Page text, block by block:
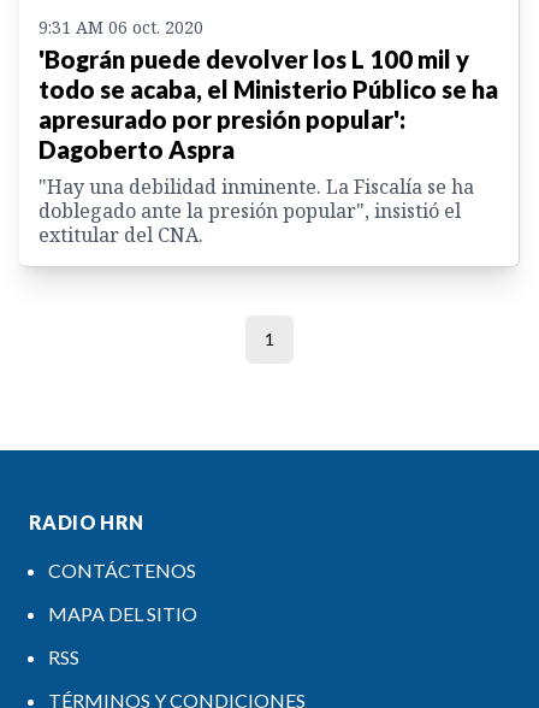
9:31 AM 06 oct. 2020
'Bográn puede devolver los L 100 mil y
todo se acaba, el Ministerio Público se ha
apresurado por presión popular':
Dagoberto Aspra
"Hay una debilidad inminente. La Fiscalía se ha
doblegado ante la presión popular", insistió el
extitular del CNA.
1
RADIO HRN
CONTÁCTENOS
MAPA DEL SITIO
RSS
TÉRMINOS Y CONDICIONES